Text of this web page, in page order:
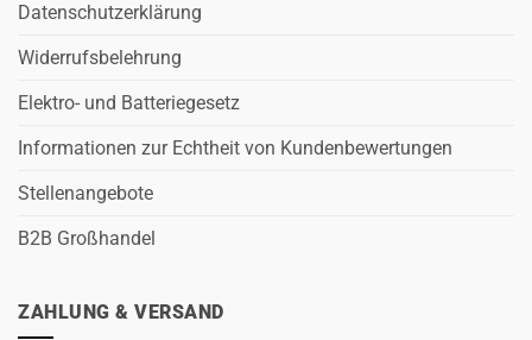
Datenschutzerklärung
Widerrufsbelehrung
Elektro- und Batteriegesetz
Informationen zur Echtheit von Kundenbewertungen
Stellenangebote
B2B Großhandel
ZAHLUNG & VERSAND